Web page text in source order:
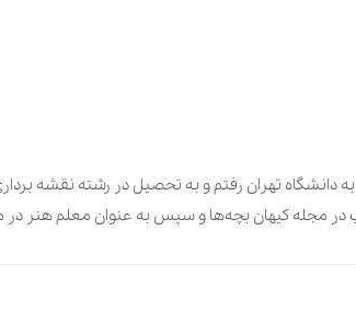
من جمال اکرمی سال ۱۳۳۶ در سمنان به دنیا آمدم. کودکی‌هایم درکتابخانه کانون پرورش سمنان گذشت. سال ۱۳۵۵ به دانشگاه تهران رفتم و به